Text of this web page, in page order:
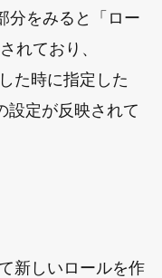
分をみると「ロー
れており、
た時に指定した
設定が反映されて
新しいロールを作